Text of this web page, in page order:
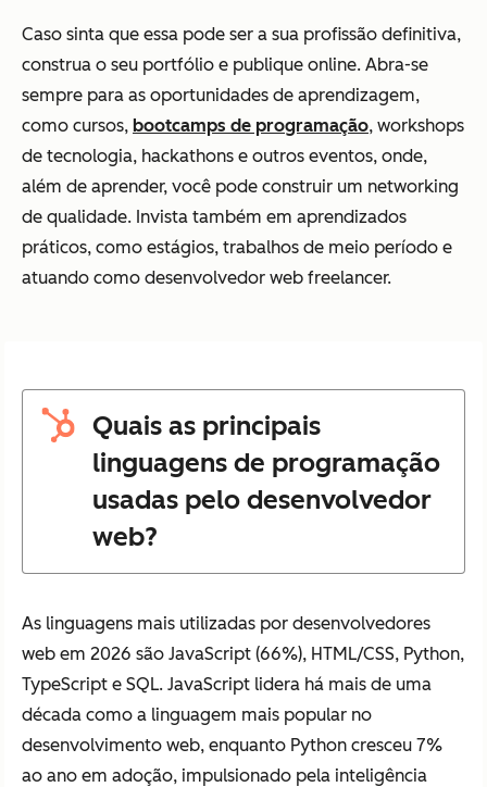
Caso sinta que essa pode ser a sua profissão definitiva,
construa o seu portfólio e publique online. Abra-se
sempre para as oportunidades de aprendizagem,
como cursos, bootcamps de programação, workshops
de tecnologia, hackathons e outros eventos, onde,
além de aprender, você pode construir um networking
de qualidade. Invista também em aprendizados
práticos, como estágios, trabalhos de meio período e
atuando como desenvolvedor web freelancer.
Quais as principais
linguagens de programação
usadas pelo desenvolvedor
web?
As linguagens mais utilizadas por desenvolvedores
web em 2026 são JavaScript (66%), HTML/CSS, Python,
TypeScript e SQL. JavaScript lidera há mais de uma
década como a linguagem mais popular no
desenvolvimento web, enquanto Python cresceu 7%
ao ano em adoção, impulsionado pela inteligência